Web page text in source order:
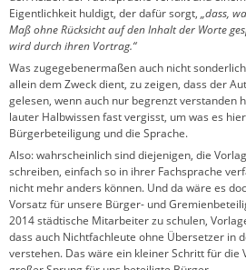
Eigentlichkeit huldigt, der dafür sorgt, „dass,
Maß ohne Rücksicht auf den Inhalt der Worte
wird durch ihren Vortrag.“
Was zugegebenermaßen auch nicht
allein dem Zweck dient, zu zeigen, dass der
gelesen, wenn auch nur begrenzt verstanden
lauter Halbwissen fast vergisst, um was es
Bürgerbeteiligung und die Sprache.
Also: wahrscheinlich sind diejenigen, die
schreiben, einfach so in ihrer Fachsprache
nicht mehr anders können. Und da wäre es
Vorsatz für unsere Bürger- und
2014 städtische Mitarbeiter zu schulen,
dass auch Nichtfachleute ohne Übersetzer in
verstehen. Das wäre ein kleiner Schritt für die